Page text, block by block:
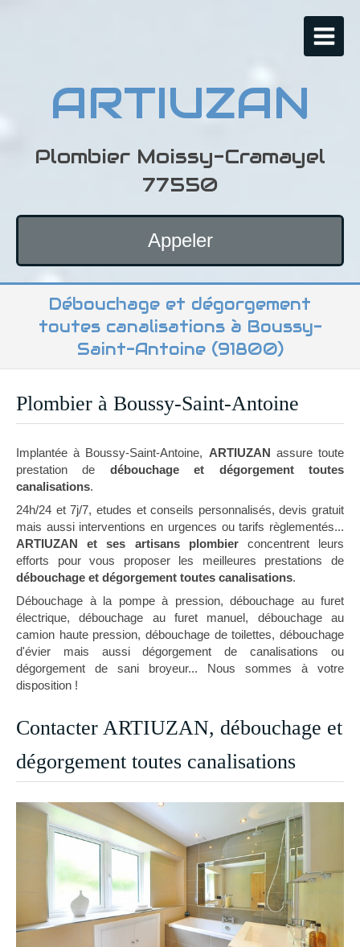
ARTIUZAN
Plombier Moissy-Cramayel
77550
Appeler
Débouchage et dégorgement
toutes canalisations à Boussy-
Saint-Antoine (91800)
Plombier à Boussy-Saint-Antoine
Implantée à Boussy-Saint-Antoine, ARTIUZAN assure toute
prestation de débouchage et dégorgement toutes
canalisations.
24h/24 et 7j/7, etudes et conseils personnalisés, devis gratuit
mais aussi interventions en urgences ou tarifs règlementés...
ARTIUZAN et ses artisans plombierconcentrent leurs
efforts pour vous proposer les meilleures prestations de
débouchage et dégorgement toutes canalisations.
Débouchage à la pompe à pression, débouchage au furet
électrique, débouchage au furet manuel, débouchage au
camion haute pression, débouchage de toilettes, débouchage
d'évier mais aussi dégorgement de canalisations ou
dégorgement de sani broyeur... Nous sommes à votre
disposition !
Contacter ARTIUZAN, débouchage et
dégorgement toutes canalisations